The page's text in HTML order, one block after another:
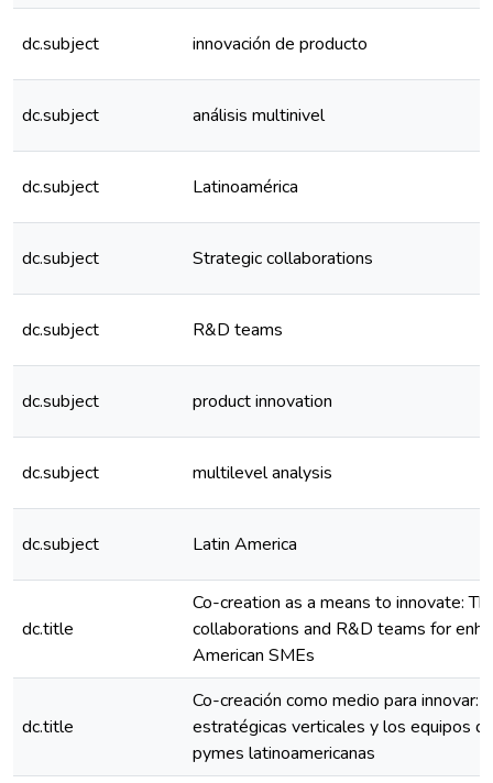
dc.subject innovación de producto
dc.subject análisis multinivel
dc.subject Latinoamérica
dc.subject Strategic collaborations
dc.subject R&D teams
dc.subject product innovation
dc.subject multilevel analysis
dc.subject Latin America
dc.title
Co-creation as a means to innovate:
collaborations and R&D teams for
American SMEs
dc.title
Co-creación como medio para innovar:
estratégicas verticales y los equipos
pymes latinoamericanas